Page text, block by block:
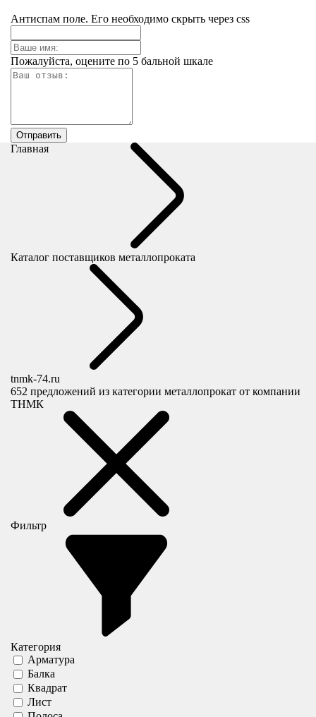
Антиспам поле. Его необходимо скрыть через css
Пожалуйста, оцените по 5 бальной шкале
Главная
Каталог поставщиков металлопроката
tnmk-74.ru
652 предложений из категории металлопрокат от компании
ТНМК
Фильтр
Категория
Арматура
Балка
Квадрат
Лист